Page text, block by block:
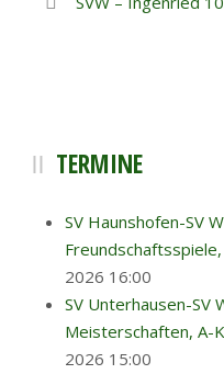
TERMINE
SV Haunshofen-SV
2026 16:00
SV Unterhausen-SV
Meisterschaften, A-
2026 15:00